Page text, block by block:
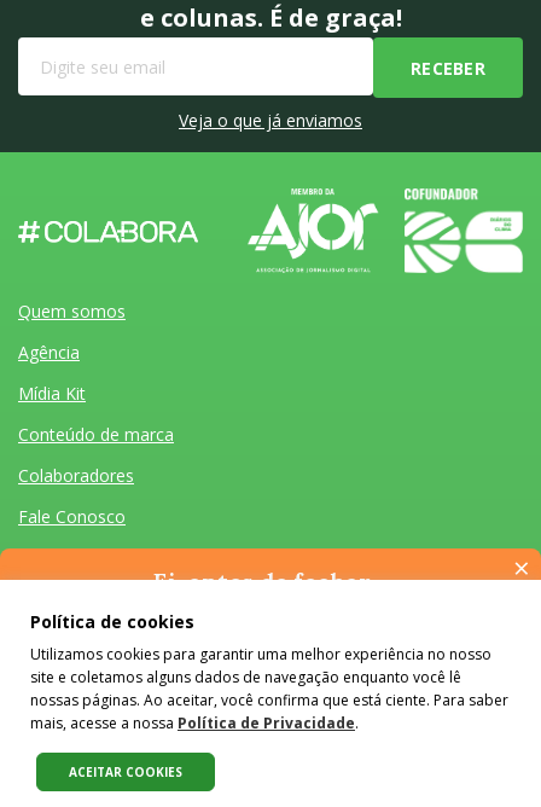
e colunas. É de graça!
Veja o que já enviamos
Quem somos
Agência
Mídia Kit
Conteúdo de marca
Colaboradores
Fale Conosco
Quem somos Agência Mídia Kit Conteúdo de marca Colaboradores Fale Conosco
Desenvolvido por Homem Máquina - Todos os Direitos Reservados 2026
O conteúdo do #Colabora é licenciado em Creative Commons e pode
ser reproduzido e compartilhado, desde que mantidos os créditos,
sem alterações e apenas para fins não comerciais.
Política de cookies
Utilizamos cookies para garantir uma melhor experiência no nosso
site e coletamos alguns dados de navegação enquanto você lê
nossas páginas. Ao aceitar, você confirma que está ciente. Para saber
mais, acesse a nossa Política de Privacidade.
ACEITAR COOKIES
×
Ei, antes de fechar…
Pense na importância de manter-se informado(a). Quer ter
colunistas e reportagens especiais? Receba a nossa newsletter.
É de graça :)